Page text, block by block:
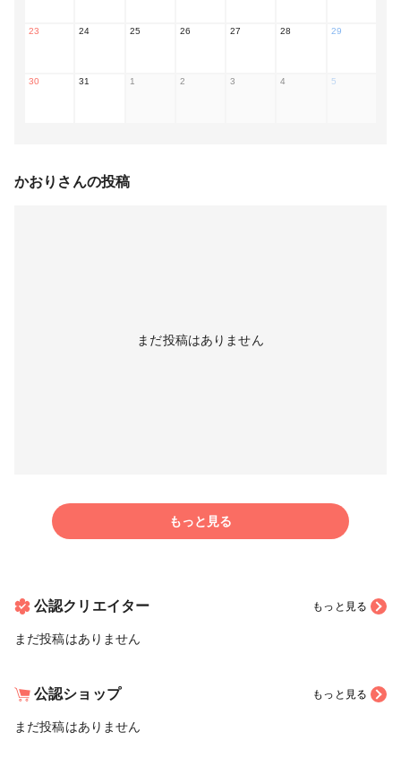
23 24 25 26 27 28 29
30 31 1 2 3 4 5
かおり さんの投稿
まだ投稿はありません
もっと見る
公認クリエイター もっと見る
まだ投稿はありません
公認ショップ もっと見る
まだ投稿はありません